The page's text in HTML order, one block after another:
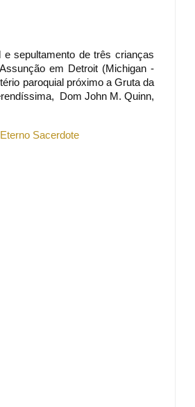
sepultamento de três crianças
em Detroit (Michigan -
paroquial próximo a Gruta da
Dom John M. Quinn,
Sacerdote